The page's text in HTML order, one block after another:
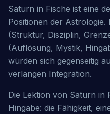
Saturn in Fische ist eine
Positionen der
(Struktur, Disziplin,
(Auflösung, Mystik,
würden sich gegenseitig
verlangen Integration.
Die Lektion von Saturn in
Hingabe: die Fähigkeit,